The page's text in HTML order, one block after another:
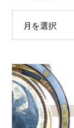
保護中:
月を選択